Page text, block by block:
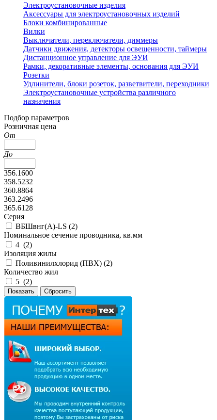
Электроустановочные изделия
Аксессуары для электроустановочных изделий
Блоки комбинированные
Вилки
Выключатели, переключатели, диммеры
Датчики движения, детекторы освещенности, таймеры
Дистанционное управление для ЭУИ
Рамки, декоративные элементы, основания для ЭУИ
Розетки
Удлинители, блоки розеток, разветвители, переходники
Электроустановочные устройства различного
назначения
Подбор параметров
Розничная цена
От
До
356.1600
358.5232
360.8864
363.2496
365.6128
Серия
ВБШвнг(А)-LS (2)
Номинальное сечение проводника, кв.мм
4 (2)
Изоляция жилы
Поливинилхлорид (ПВХ) (2)
Количество жил
5 (2)